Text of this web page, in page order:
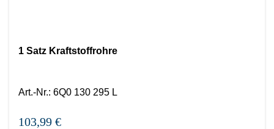
1 Satz Kraftstoffrohre
Art.-Nr.: 6Q0 130 295 L
103,99 €